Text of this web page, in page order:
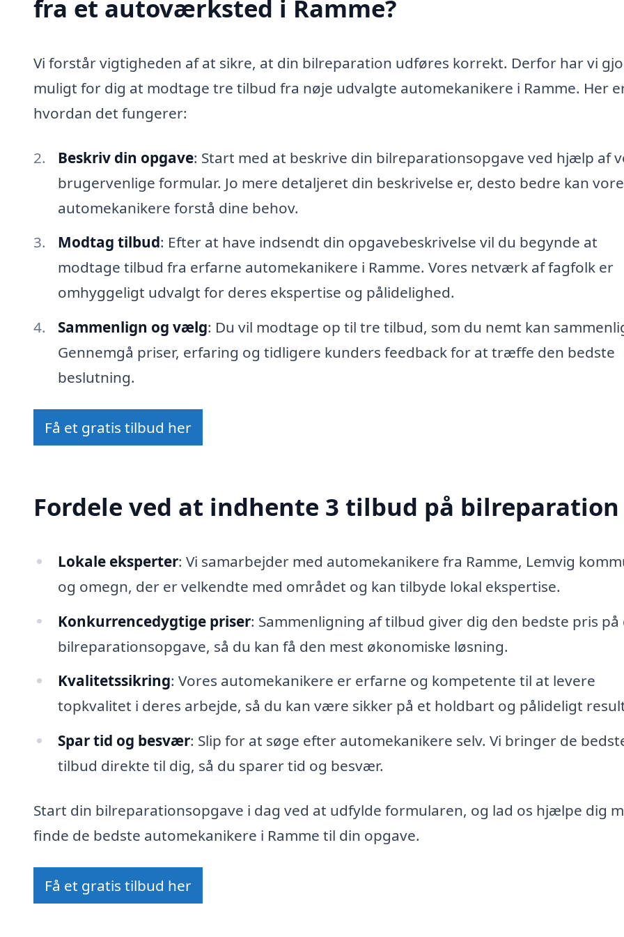
fra et autoværksted i Ramme?
Vi forstår vigtigheden af at sikre, at din bilreparation udføres korrekt. Derfor har vi
muligt for dig at modtage tre tilbud fra nøje udvalgte automekanikere i Ramme. Her
hvordan det fungerer:
Beskriv din opgave: Start med at beskrive din bilreparationsopgave ved hjælp af
brugervenlige formular. Jo mere detaljeret din beskrivelse er, desto bedre kan
automekanikere forstå dine behov.
Modtag tilbud: Efter at have indsendt din opgavebeskrivelse vil du begynde at
modtage tilbud fra erfarne automekanikere i Ramme. Vores netværk af fagfolk er
omhyggeligt udvalgt for deres ekspertise og pålidelighed.
Sammenlign og vælg: Du vil modtage op til tre tilbud, som du nemt kan
Gennemgå priser, erfaring og tidligere kunders feedback for at træffe den bedste
beslutning.
Få et gratis tilbud her
Fordele ved at indhente 3 tilbud på bilreparation
Lokale eksperter: Vi samarbejder med automekanikere fra Ramme, Lemvig
og omegn, der er velkendte med området og kan tilbyde lokal ekspertise.
Konkurrencedygtige priser: Sammenligning af tilbud giver dig den bedste pris på
bilreparationsopgave, så du kan få den mest økonomiske løsning.
Kvalitetssikring: Vores automekanikere er erfarne og kompetente til at levere
topkvalitet i deres arbejde, så du kan være sikker på et holdbart og pålideligt
Spar tid og besvær: Slip for at søge efter automekanikere selv. Vi bringer de
tilbud direkte til dig, så du sparer tid og besvær.
Start din bilreparationsopgave i dag ved at udfylde formularen, og lad os hjælpe dig
finde de bedste automekanikere i Ramme til din opgave.
Få et gratis tilbud her